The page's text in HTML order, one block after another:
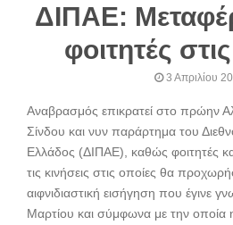
ΔΙΠΑΕ:
φοιτητές
3 Απριλίου
Αναβρασμός επικρατεί στο πρώην
Σίνδου και νυν παράρτημα του
Ελλάδος (ΔΙΠΑΕ), καθώς φοιτητές
τις κινήσεις στις οποίες θα
αιφνιδιαστική εισήγηση που έγινε
Μαρτίου και σύμφωνα με την οποία